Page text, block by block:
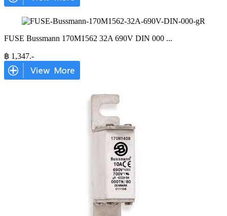
FUSE Bussmann 170M1562 32A 690V DIN 000 ...
฿ 1,347.-